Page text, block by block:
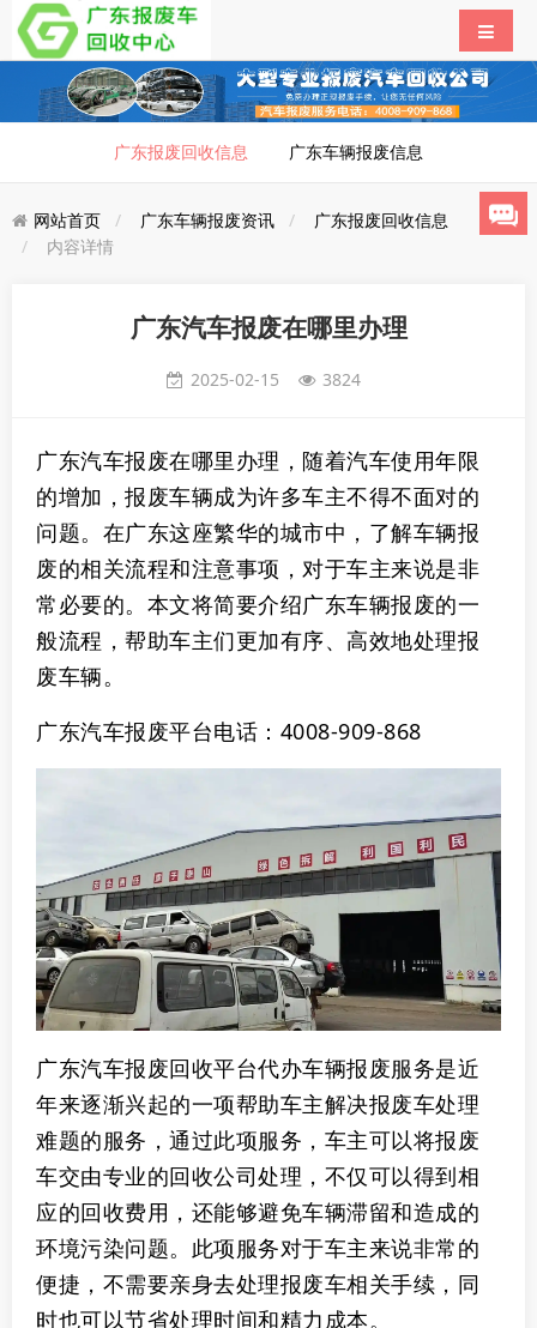
广东报废回收信息 广东车辆报废信息
网站首页 广东车辆报废资讯
广东报废回收信息
内容详情
广东汽车报废在哪里办理
2025-02-15 3824
广东汽车报废在哪里办理，随着汽车使用年限
的增加，报废车辆成为许多车主不得不面对的
问题。在广东这座繁华的城市中，了解车辆报
废的相关流程和注意事项，对于车主来说是非
常必要的。本文将简要介绍广东车辆报废的一
般流程，帮助车主们更加有序、高效地处理报
废车辆。
广东汽车报废平台电话：4008-909-868
广东汽车报废回收平台代办车辆报废服务是近
年来逐渐兴起的一项帮助车主解决报废车处理
难题的服务，通过此项服务，车主可以将报废
车交由专业的回收公司处理，不仅可以得到相
应的回收费用，还能够避免车辆滞留和造成的
环境污染问题。此项服务对于车主来说非常的
便捷，不需要亲身去处理报废车相关手续，同
时也可以节省处理时间和精力成本。